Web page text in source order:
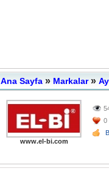
Ana Sayfa » Markalar»
www.el-bi.com
0